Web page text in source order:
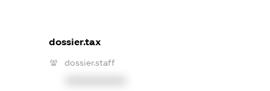
dossier.tax
dossier.staff